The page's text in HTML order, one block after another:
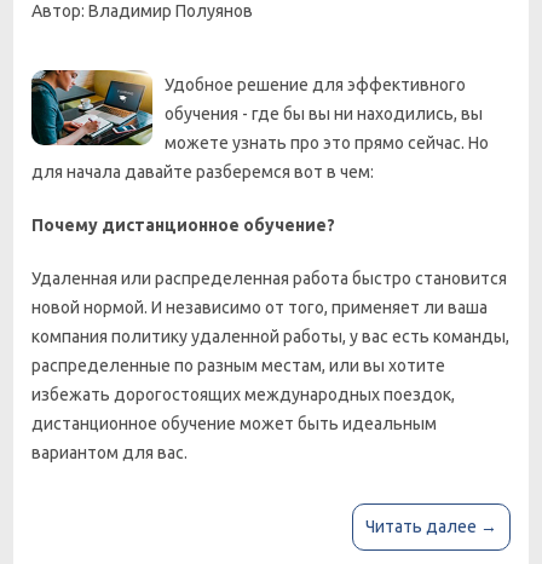
Автор: Владимир Полуянов
Удобное решение для эффективного
обучения - где бы вы ни находились, вы
можете узнать про это прямо сейчас. Но
для начала давайте разберемся вот в чем:
Почему дистанционное обучение?
Удаленная или распределенная работа быстро становится
новой нормой. И независимо от того, применяет ли ваша
компания политику удаленной работы, у вас есть команды,
распределенные по разным местам, или вы хотите
избежать дорогостоящих международных поездок,
дистанционное обучение может быть идеальным
вариантом для вас.
Читать далее →